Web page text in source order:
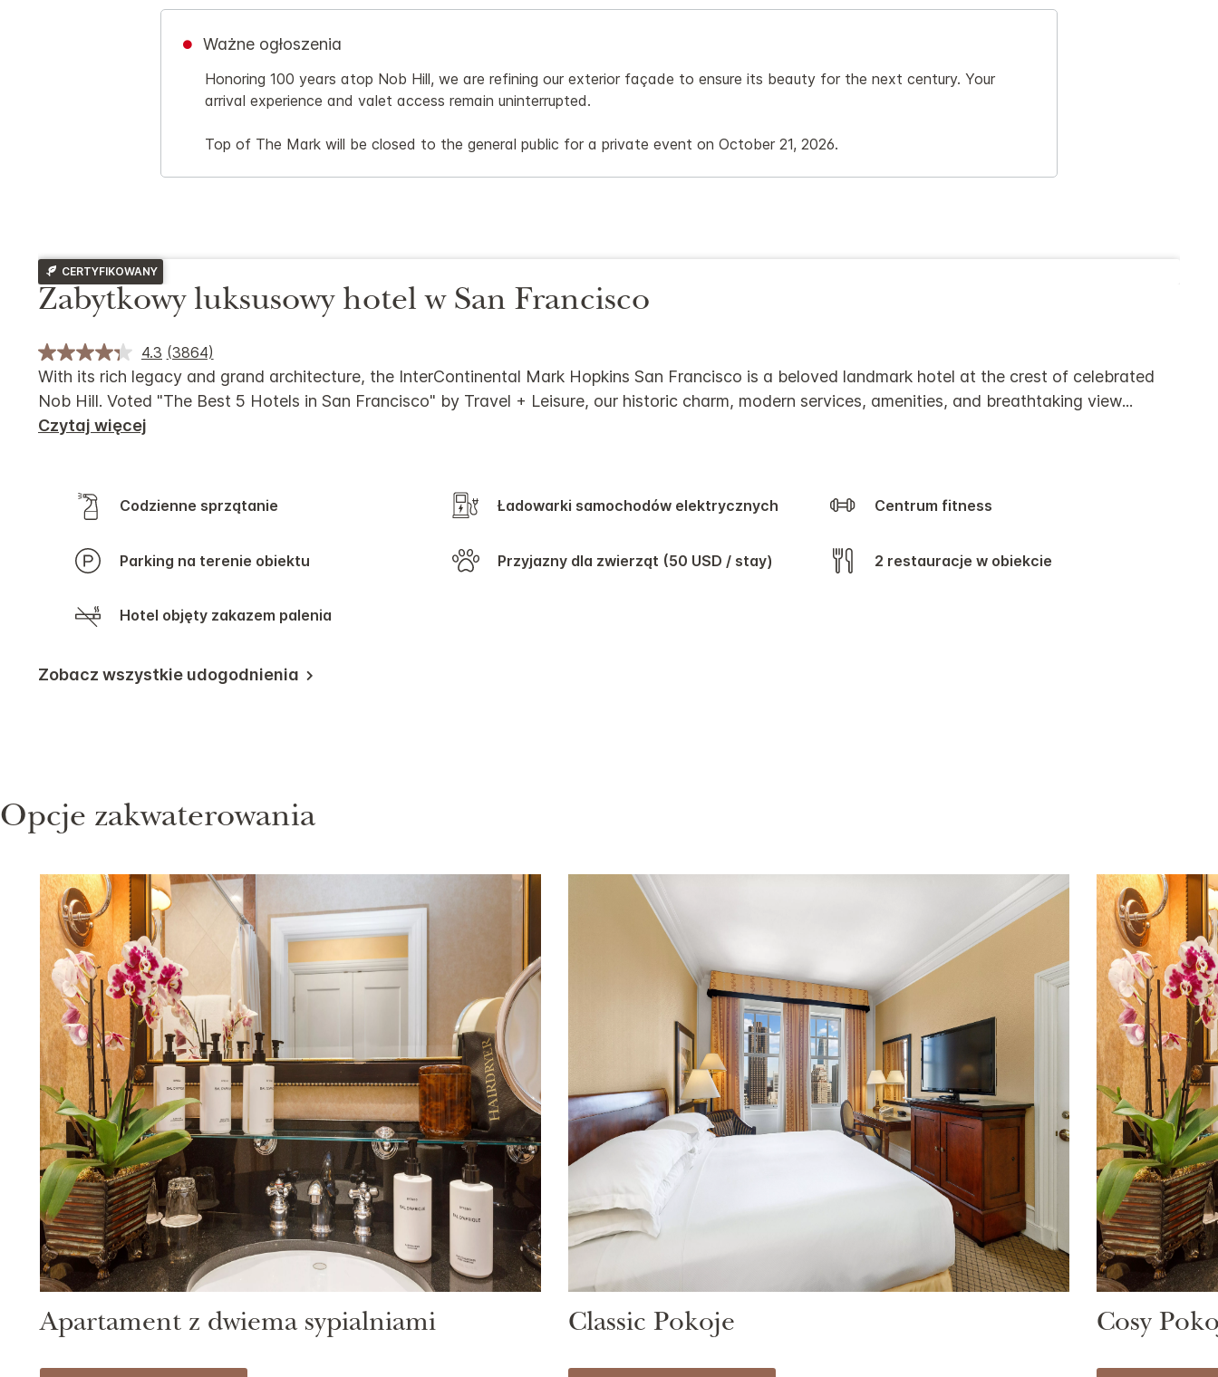
Ważne ogłoszenia
Honoring 100 years atop Nob Hill, we are refining our exterior façade to ensure its beauty for the next century. Your
arrival experience and valet access remain uninterrupted.
Top of The Mark will be closed to the general public for a private event on October 21, 2026.
CERTYFIKOWANY
Zabytkowy luksusowy hotel w San Francisco
4.3 (3864)
With its rich legacy and grand architecture, the InterContinental Mark Hopkins San Francisco is a beloved landmark hotel at the crest of celebrated
Nob Hill. Voted "The Best 5 Hotels in San Francisco" by Travel + Leisure, our historic charm, modern services, amenities, and breathtaking view...
Czytaj więcej
Codzienne sprzątanie Ładowarki samochodów elektrycznych Centrum fitness
Parking na terenie obiektu Przyjazny dla zwierząt (50 USD / stay) 2 restauracje w obiekcie
Hotel objęty zakazem palenia
Zobacz wszystkie udogodnienia
Opcje zakwaterowania
Apartament z dwiema sypialniami Classic Pokoje Cosy